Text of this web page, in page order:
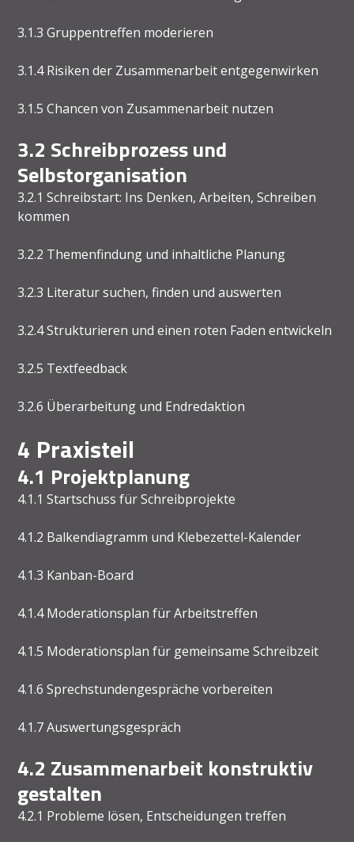
3.1.3 Gruppentreffen moderieren
3.1.4 Risiken der Zusammenarbeit entgegenwirken
3.1.5 Chancen von Zusammenarbeit nutzen
3.2 Schreibprozess und
Selbstorganisation
3.2.1 Schreibstart: Ins Denken, Arbeiten, Schreiben
kommen
3.2.2 Themenfindung und inhaltliche Planung
3.2.3 Literatur suchen, finden und auswerten
3.2.4 Strukturieren und einen roten Faden entwickeln
3.2.5 Textfeedback
3.2.6 Überarbeitung und Endredaktion
4 Praxisteil
4.1 Projektplanung
4.1.1 Startschuss für Schreibprojekte
4.1.2 Balkendiagramm und Klebezettel-Kalender
4.1.3 Kanban-Board
4.1.4 Moderationsplan für Arbeitstreffen
4.1.5 Moderationsplan für gemeinsame Schreibzeit
4.1.6 Sprechstundengespräche vorbereiten
4.1.7 Auswertungsgespräch
4.2 Zusammenarbeit konstruktiv
gestalten
4.2.1 Probleme lösen, Entscheidungen treffen